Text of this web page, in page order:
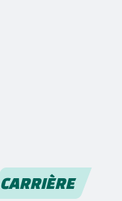
CARRIÈRE